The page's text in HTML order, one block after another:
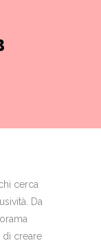
cerca
Da
di creare